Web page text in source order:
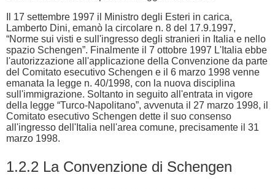
Il 17 settembre 1997 il Ministro degli Esteri in carica,
Lamberto Dini, emanò la circolare n. 8 del 17.9.1997,
“Norme sui visti e sull'ingresso degli stranieri in Italia e nello
spazio Schengen”. Finalmente il 7 ottobre 1997 L'Italia ebbe
l'autorizzazione all'applicazione della Convenzione da parte
del Comitato esecutivo Schengen e il 6 marzo 1998 venne
emanata la legge n. 40/1998, con la nuova disciplina
sull'immigrazione. Soltanto in seguito all'entrata in vigore
della legge “Turco-Napolitano”, avvenuta il 27 marzo 1998, il
Comitato esecutivo Schengen dette il suo consenso
all'ingresso dell'Italia nell'area comune, precisamente il 31
marzo 1998.
1.2.2 La Convenzione di Schengen